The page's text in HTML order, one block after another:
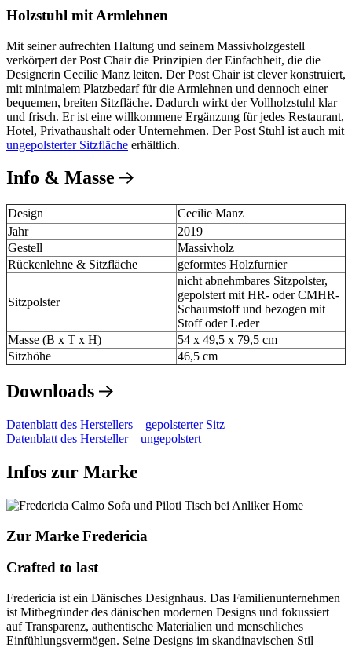
Holzstuhl mit Armlehnen
Mit seiner aufrechten Haltung und seinem Massivholzgestell
verkörpert der Post Chair die Prinzipien der Einfachheit, die die
Designerin Cecilie Manz leiten. Der Post Chair ist clever konstruiert,
mit minimalem Platzbedarf für die Armlehnen und dennoch einer
bequemen, breiten Sitzfläche. Dadurch wirkt der Vollholzstuhl klar
und frisch. Er ist eine willkommene Ergänzung für jedes Restaurant,
Hotel, Privathaushalt oder Unternehmen. Der Post Stuhl ist auch mit
ungepolsterter Sitzfläche erhältlich.
Info & Masse
Design
Cecilie Manz
Jahr
2019
Gestell
Massivholz
Rückenlehne & Sitzfläche
geformtes Holzfurnier
Sitzpolster
nicht abnehmbares Sitzpolster,
gepolstert mit HR- oder CMHR-
Schaumstoff und bezogen mit
Stoff oder Leder
Masse (B x T x H)
54 x 49,5 x 79,5 cm
Sitzhöhe
46,5 cm
Downloads
Datenblatt des Herstellers – gepolsterter Sitz
Datenblatt des Hersteller – ungepolstert
Infos zur Marke
Zur Marke Fredericia
Crafted to last
Fredericia ist ein Dänisches Designhaus. Das Familienunternehmen
ist Mitbegründer des dänischen modernen Designs und fokussiert
auf Transparenz, authentische Materialien und menschliches
Einfühlungsvermögen. Seine Designs im skandinavischen Stil